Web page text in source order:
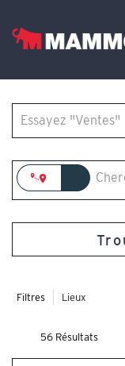
Les offres
Français
Filtres Lieux
56 Résultats